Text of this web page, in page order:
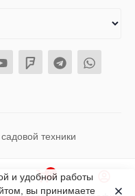
техники
и удобной работы
вы принимаете